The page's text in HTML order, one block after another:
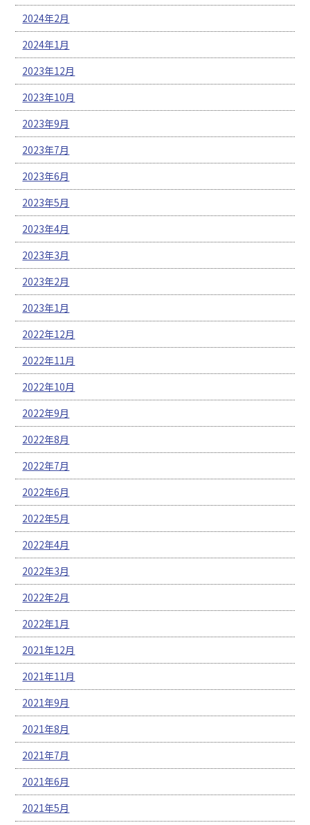
2024年2月
2024年1月
2023年12月
2023年10月
2023年9月
2023年7月
2023年6月
2023年5月
2023年4月
2023年3月
2023年2月
2023年1月
2022年12月
2022年11月
2022年10月
2022年9月
2022年8月
2022年7月
2022年6月
2022年5月
2022年4月
2022年3月
2022年2月
2022年1月
2021年12月
2021年11月
2021年9月
2021年8月
2021年7月
2021年6月
2021年5月